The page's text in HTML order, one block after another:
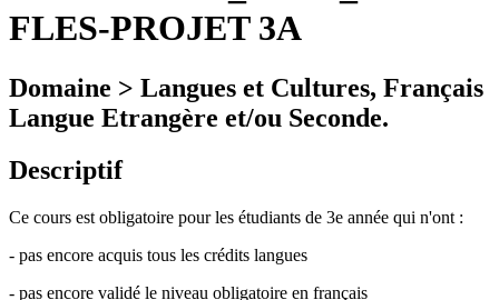
FLES-PROJET 3A
Domaine > Langues et Cultures, Français
Langue Etrangère et/ou Seconde.
Descriptif
Ce cours est obligatoire pour les étudiants de 3e année qui n'ont :
- pas encore acquis tous les crédits langues
- pas encore validé le niveau obligatoire en français